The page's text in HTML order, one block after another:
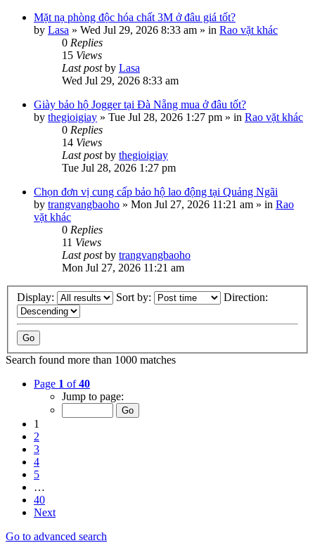
Mặt nạ phòng độc hóa chất 3M ở đâu giá tốt?
by Lasa » Wed Jul 29, 2026 8:33 am » in Rao vặt khác
0 Replies
15 Views
Last postby Lasa
Wed Jul 29, 2026 8:33 am
Giày bảo hộ Jogger tại Đà Nẵng mua ở đâu tốt?
by thegioigiay » Tue Jul 28, 2026 1:27 pm » in Rao vặt khác
0 Replies
14 Views
Last postby thegioigiay
Tue Jul 28, 2026 1:27 pm
Chọn đơn vị cung cấp bảo hộ lao động tại Quảng Ngãi
by trangvangbaoho » Mon Jul 27, 2026 11:21 am » in Rao
vặt khác
0 Replies
11 Views
Last postby trangvangbaoho
Mon Jul 27, 2026 11:21 am
Display: Sort by: Direction:
Search found more than 1000 matches
Page 1 of40
Jump to page:
1
2
3
4
5
…
40
Next
Go to advanced search